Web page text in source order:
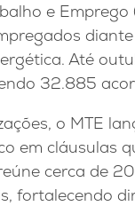
e
Até
32.885
o MTE
em cláusulas
cerca de
fortalecendo